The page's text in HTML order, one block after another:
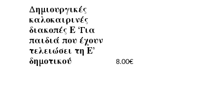
Δημιουργικές
καλοκαιρινές
διακοπές Ε ‘Για
παιδιά που έχουν
τελειώσει τη Ε’
δημοτικού
8.00€